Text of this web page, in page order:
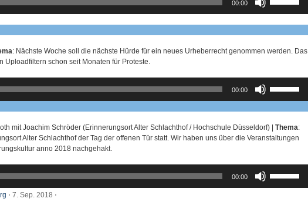
Lautstärke
zu
regeln.
00:00
Hoch/Runter
benutzen,
um
die
Lautstärke
: Nächste Woche soll die nächste Hürde für ein neues Urheberrecht genommen werden. Das
Uploadfiltern schon seit Monaten für Proteste.
00:00
Hoch/Runter
benutzen,
um
die
Lautstärke
mit Joachim Schröder (Erinnerungsort Alter Schlachthof / Hochschule Düsseldorf) | Thema:
Alter Schlachthof der Tag der offenen Tür statt. Wir haben uns über die Veranstaltungen
anno 2018 nachgehakt.
00:00
Hoch/Runter
benutzen,
⋅ 7. Sep. 2018 ⋅